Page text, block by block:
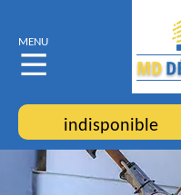
MENU
indisponible